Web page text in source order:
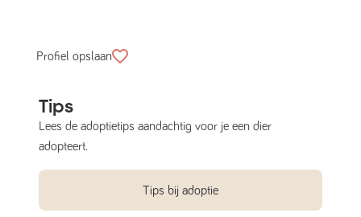
Profiel opslaan
Tips
Lees de adoptietips aandachtig voor je een dier
adopteert.
Tips bij adoptie